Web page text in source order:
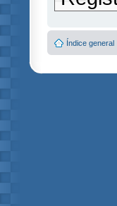
Índice general